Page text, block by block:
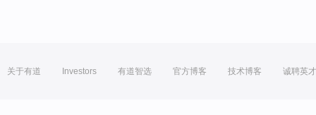
关于有道 Investors 有道智选 官方博客 技术博客 诚聘英才